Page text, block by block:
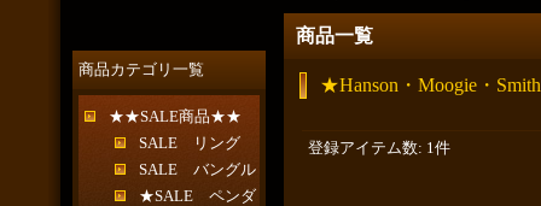
商品カテゴリ一覧
★★SALE商品★★
SALE リング
SALE バングル
★SALE ペンダ
商品一覧
★Hanson・Moogie・Smith
登録アイテム数: 1件